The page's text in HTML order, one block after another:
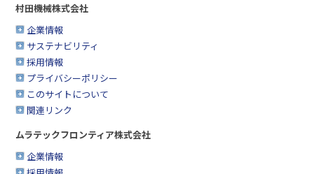
村田機械株式会社
企業情報
サステナビリティ
採用情報
プライバシーポリシー
このサイトについて
関連リンク
ムラテックフロンティア株式会社
企業情報